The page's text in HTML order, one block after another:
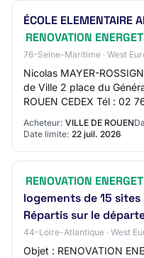
ÉCOLE ELEMENTAIRE
RENOVATION
76-Seine-Maritime · West
Nicolas MAYER-
de Ville 2 place du
ROUEN CEDEX Tél : 02
Acheteur: VILLE DE ROUEN
Date limite: 22 juil. 2026
RENOVATION
logements de 15
Répartis sur le
44-Loire-Atlantique · West
Objet : RENOVATION